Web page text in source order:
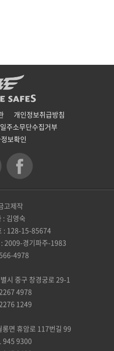
개인정보취급방침
주소무단수집거부
보확인
고제작
: 김영숙
: 128-15-85674
2009-경기파주-1983
4978
시 중구 창경궁로 29-1
4978
1249
롱면 휴암로 117번길 99
945 9300